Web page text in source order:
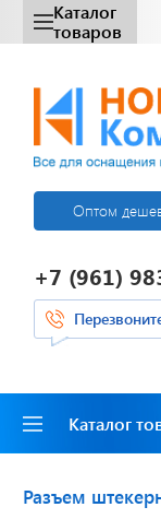
Каталог
товаров
Оптом
+7 (961)
Каталог
Разъем